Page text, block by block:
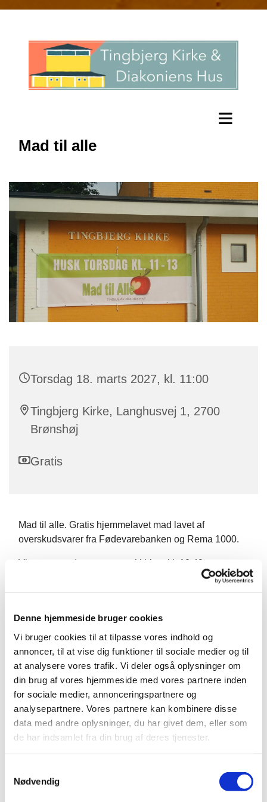
Denne hjemmeside bruger cookies
Vi bruger cookies til at tilpasse vores indhold og
annoncer, til at vise dig funktioner til sociale medier og til
at analysere vores trafik. Vi deler også oplysninger om
din brug af vores hjemmeside med vores partnere inden
for sociale medier, annonceringspartnere og
analysepartnere. Vores partnere kan kombinere disse
data med andre oplysninger, du har givet dem, eller som
de har indsamlet fra din brug af deres tjenester.
Nødvendig
Mad til alle
Torsdag 18. marts 2027, kl. 11:00
Tingbjerg Kirke, Langhusvej 1, 2700
Brønshøj
Gratis
Mad til alle. Gratis hjemmelavet mad lavet af
overskudsvarer fra Fødevarebanken og Rema 1000.
Vi starter med morgensang i kirken kl. 10.40